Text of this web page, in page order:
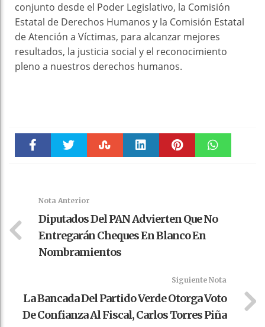
conjunto desde el Poder Legislativo, la Comisión
Estatal de Derechos Humanos y la Comisión Estatal
de Atención a Víctimas, para alcanzar mejores
resultados, la justicia social y el reconocimiento
pleno a nuestros derechos humanos.
Nota Anterior
Diputados Del PAN Advierten Que No
Entregarán Cheques En Blanco En
Nombramientos
Siguiente Nota
La Bancada Del Partido Verde Otorga Voto
De Confianza Al Fiscal, Carlos Torres Piña